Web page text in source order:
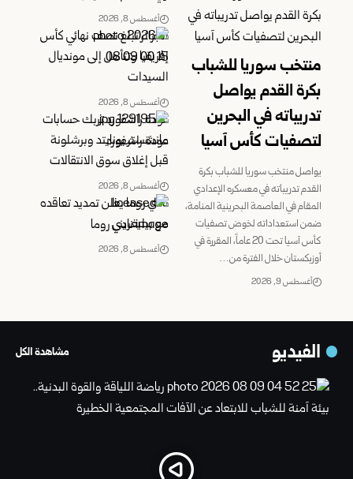
منتخب سوريا للشباب
بكرة القدم يواصل
تدريباته ‏في البحرين
لتصفيات كأس آسيا ‏
يواصل منتخب سوريا للشباب بكرة
القدم تدريباته في معسكره الإعدادي
المقام في العاصمة البحرينية ‏المنامة،
ضمن استعداداته لخوض تصفيات
كأس ‏آسيا تحت 20 عاماً، المقررة في
أوزبكستان ‏خلال ‏الفترة من…
أغسطس 9, 2026
أغسطس 8, 2026
الجزائر تبلغ نصف نهائي كأس
إفريقيا وتتأهل إلى مونديال
السيدات
أغسطس 8, 2026
عودة راشفورد تربك حسابات
مانشستر يونايتد وبرشلونة
قبل إغلاق سوق الانتقالات
أغسطس 8, 2026
نادي روما يعلن تمديد تعاقده
مع بيليغريني
أغسطس 8, 2026
الفيديو مشاهدة الكل